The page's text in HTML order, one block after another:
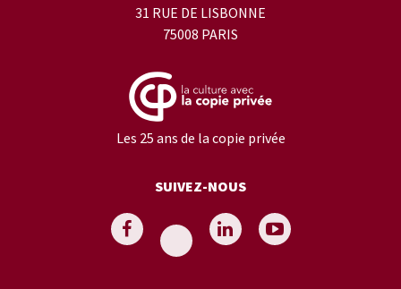
31 RUE DE LISBONNE
75008 PARIS
Les 25 ans de la copie privée
SUIVEZ-NOUS